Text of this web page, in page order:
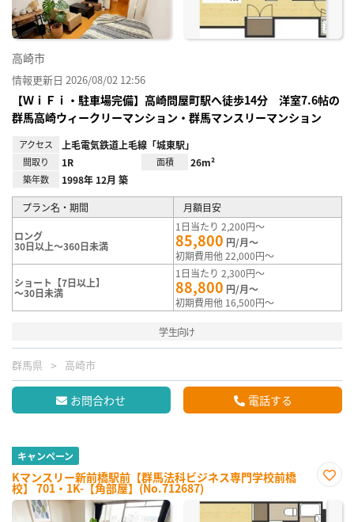
高崎市
情報更新日 2026/08/02 12:56
【ＷｉＦｉ・駐車場完備】高崎問屋町駅へ徒歩14分 洋室7.6帖の
群馬高崎ウィークリーマンション・群馬マンスリーマンション
アクセス 上毛電気鉄道上毛線「城東駅」
間取り 1R 面積 26m²
築年数 1998年 12月 築
プラン名・期間 月額目安
ロング
30日以上～360日未満
1日当たり 2,200円～
85,800 円/月～
初期費用他 22,000円～
ショート【7日以上】
～30日未満
1日当たり 2,300円～
88,800 円/月～
初期費用他 16,500円～
学生向け
群馬県 高崎市
お問合わせ 電話する
キャンペーン
Kマンスリー新前橋駅前【群馬法科ビジネス専門学校前橋
校】 701・1K-【角部屋】(No.712687)
に入
り登